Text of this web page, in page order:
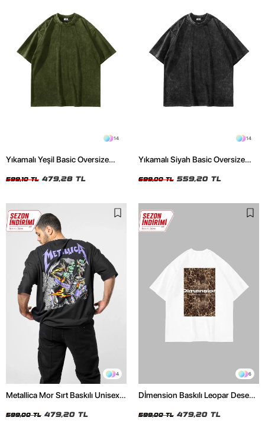
14
Yıkamalı Yeşil Basic Oversize
599,10 TL 479,28 TL
14
Yıkamalı Siyah Basic Oversize
699,00 TL 559,20 TL
4
Metallica Mor Sırt Baskılı Unisex
599,00 TL 479,20 TL
6
Dİmension Baskılı Leopar Desenli
Tshirt
599,00 TL 479,20 TL